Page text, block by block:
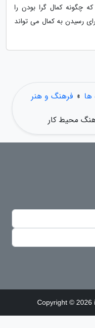
چگونه کمال گرا بودن را
رسیدن به کمال می تواند
ها » فرهنگ و هنر
محیط کار
Copyright © 2026